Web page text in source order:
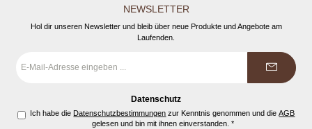
NEWSLETTER
Hol dir unseren Newsletter und bleib über neue Produkte und Angebote am
Laufenden.
Mail-
Datenschutz
Ich habe die Datenschutzbestimmungen zur Kenntnis genommen und dieAGB
gelesen und bin mit ihnen einverstanden. *